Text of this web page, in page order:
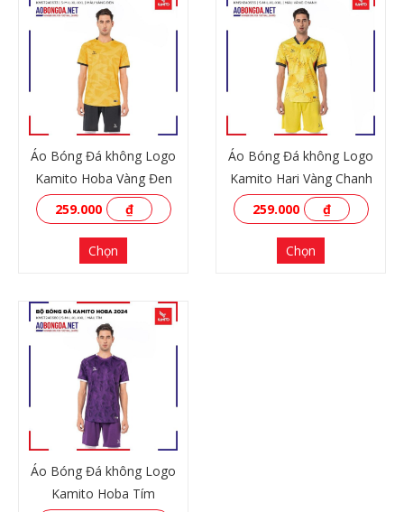
XEM THÊM
Áo Bóng Đá không Logo
Kamito Hoba Vàng Đen
259.000
₫
Chọn
Áo Bóng Đá không Logo
Kamito Hari Vàng Chanh
259.000
₫
Chọn
Áo Bóng Đá không Logo
Kamito Hoba Tím